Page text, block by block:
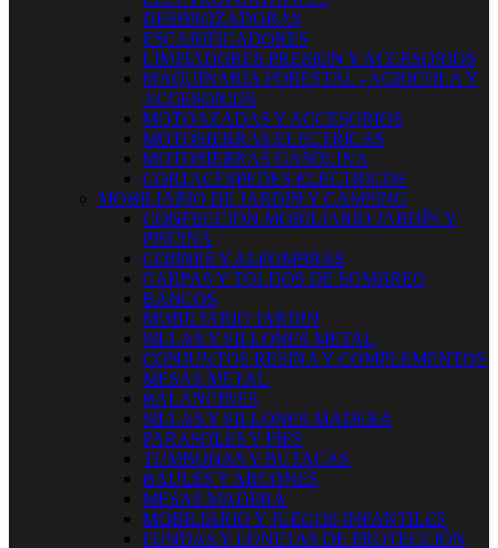
DESBROZADORAS
ESCARIFICADORES
LIMPIADORES PRESION Y ACCESORIOS
MAQUINARIA FORESTAL - AGRICOLA Y
ACCESORIOS
MOTOAZADAS Y ACCESORIOS
MOTOSIERRAS ELECTRICAS
MOTOSIERRAS GASOLINA
CORTACESPEDES ELECTRICOS
MOBILIARIO DE JARDIN Y CAMPING
CONFECCION MOBILIARIO JARDÍN Y
PISCINA
COJINES Y ALFOMBRAS
CARPAS Y TOLDOS DE SOMBREO
BANCOS
MOBILIARIO JARDIN
SILLAS Y SILLONES METAL
CONJUNTOS RESINA Y COMPLEMENTOS
MESAS METAL
BALANCINES
SILLAS Y SILLONES MADERA
PARASOLES Y PIES
TUMBONAS Y BUTACAS
BAULES Y ARCONES
MESAS MADERA
MOBILIARIO Y JUEGOS INFANTILES
FUNDAS Y LONETAS DE PROTECCIÓN